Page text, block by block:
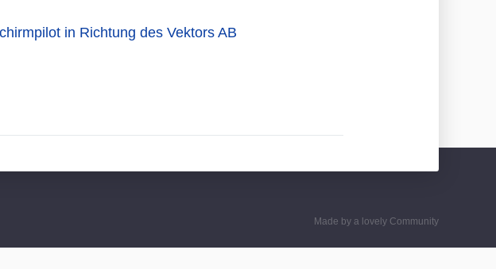
in Richtung des Vektors AB
Made by a lovely Community